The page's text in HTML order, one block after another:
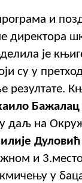
и
директора
је
су у
резултате.
Бажалац
у даљ на
Дуловић
и
у